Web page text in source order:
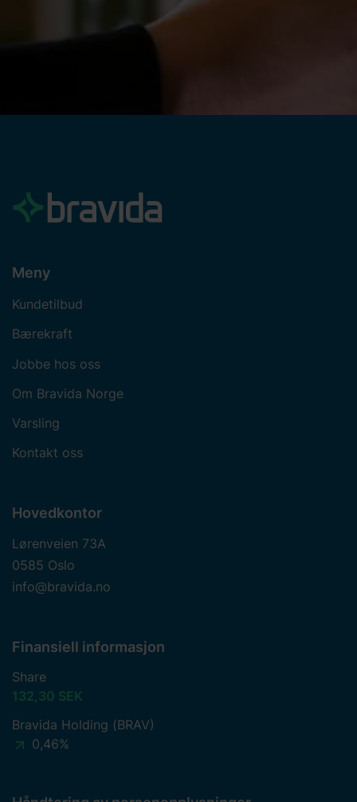
Meny
Kundetilbud
Bærekraft
Jobbe hos oss
Om Bravida Norge
Varsling
Kontakt oss
Hovedkontor
Lørenveien 73A
0585 Oslo
info@bravida.no
Finansiell informasjon
Share
132,30 SEK
Bravida Holding (BRAV)
0,46%